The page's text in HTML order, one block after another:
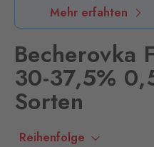
Mehr erfahten
Becherovka
30-37,5%
Sorten
Reihenfolge